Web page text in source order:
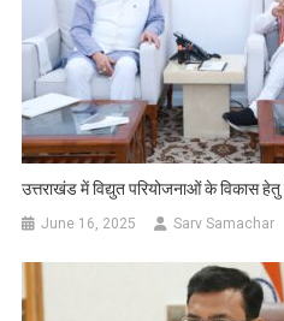
उत्तराखंड में विद्युत परियोजनाओं के विकास हेतु
June 16, 2025 Sarv Samachar